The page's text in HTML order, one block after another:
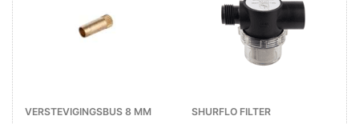
VERSTEVIGINGSBUS 8 MM SHURFLO FILTER